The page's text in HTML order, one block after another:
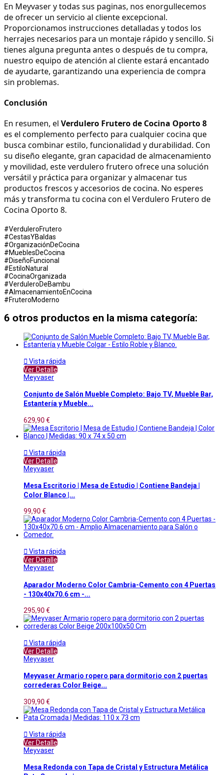
En Meyvaser y todas sus paginas, nos enorgullecemos
de ofrecer un servicio al cliente excepcional.
Proporcionamos instrucciones detalladas y todos los
herrajes necesarios para un montaje rápido y sencillo. Si
tienes alguna pregunta antes o después de tu compra,
nuestro equipo de atención al cliente estará encantado
de ayudarte, garantizando una experiencia de compra
sin problemas.
Conclusión
En resumen, el Verdulero Frutero de Cocina Oporto 8
es el complemento perfecto para cualquier cocina que
busca combinar estilo, funcionalidad y durabilidad. Con
su diseño elegante, gran capacidad de almacenamiento
y movilidad, este verdulero frutero ofrece una solución
versátil y práctica para organizar y almacenar tus
productos frescos y accesorios de cocina. No esperes
más y transforma tu cocina con el Verdulero Frutero de
Cocina Oporto 8.
#VerduleroFrutero
#CestasYBaldas
#OrganizaciónDeCocina
#MueblesDeCocina
#DiseñoFuncional
#EstiloNatural
#CocinaOrganizada
#VerduleroDeBambu
#AlmacenamientoEnCocina
#FruteroModerno
6 otros productos en la misma categoría:
 Vista rápida
Ver Detalle
Meyvaser
Conjunto de Salón Mueble Completo: Bajo TV, Mueble Bar,
Estantería y Mueble...
629,90 €
 Vista rápida
Ver Detalle
Meyvaser
Mesa Escritorio | Mesa de Estudio | Contiene Bandeja |
Color Blanco |...
99,90 €
 Vista rápida
Ver Detalle
Meyvaser
Aparador Moderno Color Cambria-Cemento con 4 Puertas
- 130x40x70.6 cm -...
295,90 €
 Vista rápida
Ver Detalle
Meyvaser
Meyvaser Armario ropero para dormitorio con 2 puertas
correderas Color Beige...
309,90 €
 Vista rápida
Ver Detalle
Meyvaser
Mesa Redonda con Tapa de Cristal y Estructura Metálica